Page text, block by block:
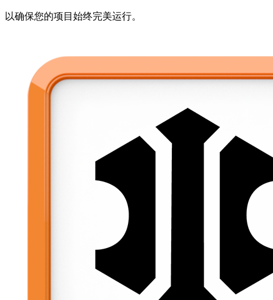
以确保您的项目始终完美运行。